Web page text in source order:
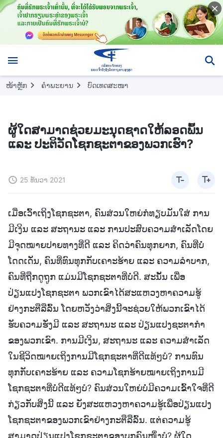
ໜ້າຫຼັກ ຄຳພະຍານ ບົດເທດສະໜາ
ຜູ້ໃດສາມາດຊ່ວຍມະນຸດຊາດໃຫ້ລອດພົ້ນ
ແລະ ປະຕິວັດໂຊກຊະຕາຂອງພວກເຮົາ?
25 ທັນວາ 2021
ເມື່ອເວົ້າເຖິງໂຊກຊະຕາ, ຄົນສ່ວນໃຫຍ່ກໍທຽບມັນໃສ່ ການ
ມີເງິນ ແລະ ສະຖານະ ແລະ ການປະສົບຄວາມສຳເລັດໂດຍ
ມີຈຸດໝາຍປາຍທາງທີ່ດີ ແລະ ຄິດວ່າຄົນທຸກຍາກ, ຄົນທີ່ບໍ່
ໂດດເດັ່ນ, ຄົນທີ່ທົນທຸກກັບເຄາະຮ້າຍ ແລະ ຄວາມລຳບາກ,
ຄົນທີ່ຖືກດູຖູກ ແມ່ນມີໂຊກຊະຕາທີ່ບໍ່ດີ. ສະນັ້ນ ເພື່ອ
ປ່ຽນແປງໂຊກຊະຕາ ພວກເຂົາໄດ້ສະແຫວງຫາຄວາມຮູ້
ຢ່າງກະຕືລືລົ້ນ ໂດຍຫວັງວ່າສິ່ງນີ້ຈະຊ່ວຍໃຫ້ພວກເຂົາໄດ້
ຮັບຄວາມຮັ່ງມີ ແລະ ສະຖານະ ແລະ ປ່ຽນແປງຊະຕາກຳ
ຂອງພວກເຂົາ. ການມີເງິນ, ສະຖານະ ແລະ ຄວາມສຳເລັດ
ໃນຊີວິດໝາຍເຖິງການມີໂຊກຊະຕາທີ່ດີແທ້ໆບໍ? ການທົນ
ທຸກກັບເຄາະຮ້າຍ ແລະ ຄວາມໂຊກຮ້າຍໝາຍເຖິງການມີ
ໂຊກຊະຕາທີ່ບໍ່ດີແທ້ໆບໍ? ຄົນສ່ວນໃຫຍ່ບໍ່ມີຄວາມເຂົ້າໃຈທີ່ດີ
ກ່ຽວກັບສິ່ງນີ້ ແລະ ຍັງສະແຫວງຫາຄວາມຮູ້ເພື່ອປ່ຽນແປງ
ໂຊກຊະຕາຂອງພວກເຂົາຢ່າງກະຕືລືລົ້ນ. ແຕ່ຄວາມຮູ້
ສາມາດປ່ຽນແປງໂຊກຊະຕາຂອງບຸກຄົນໜຶ່ງບໍ? ຜູ້ໃດ